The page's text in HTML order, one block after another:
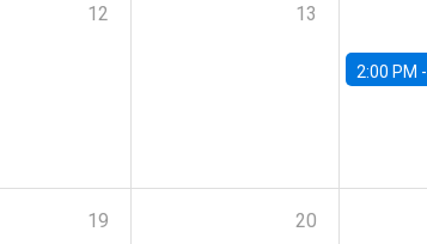
12 13
2:00 PM -
19 20